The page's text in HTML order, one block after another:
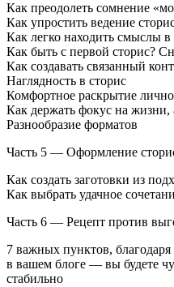
Как преодолеть сомнение
Как упростить ведение
Как легко находить смыслы
Как быть с первой сторис?
Как создавать связанный
Наглядность в сторис
Комфортное раскрытие
Как держать фокус на жизни,
Разнообразие форматов
Часть 5 — Оформление
Как создать заготовки из
Как выбрать удачное
Часть 6 — Рецепт против
7 важных пунктов,
в вашем блоге — вы будете
стабильно